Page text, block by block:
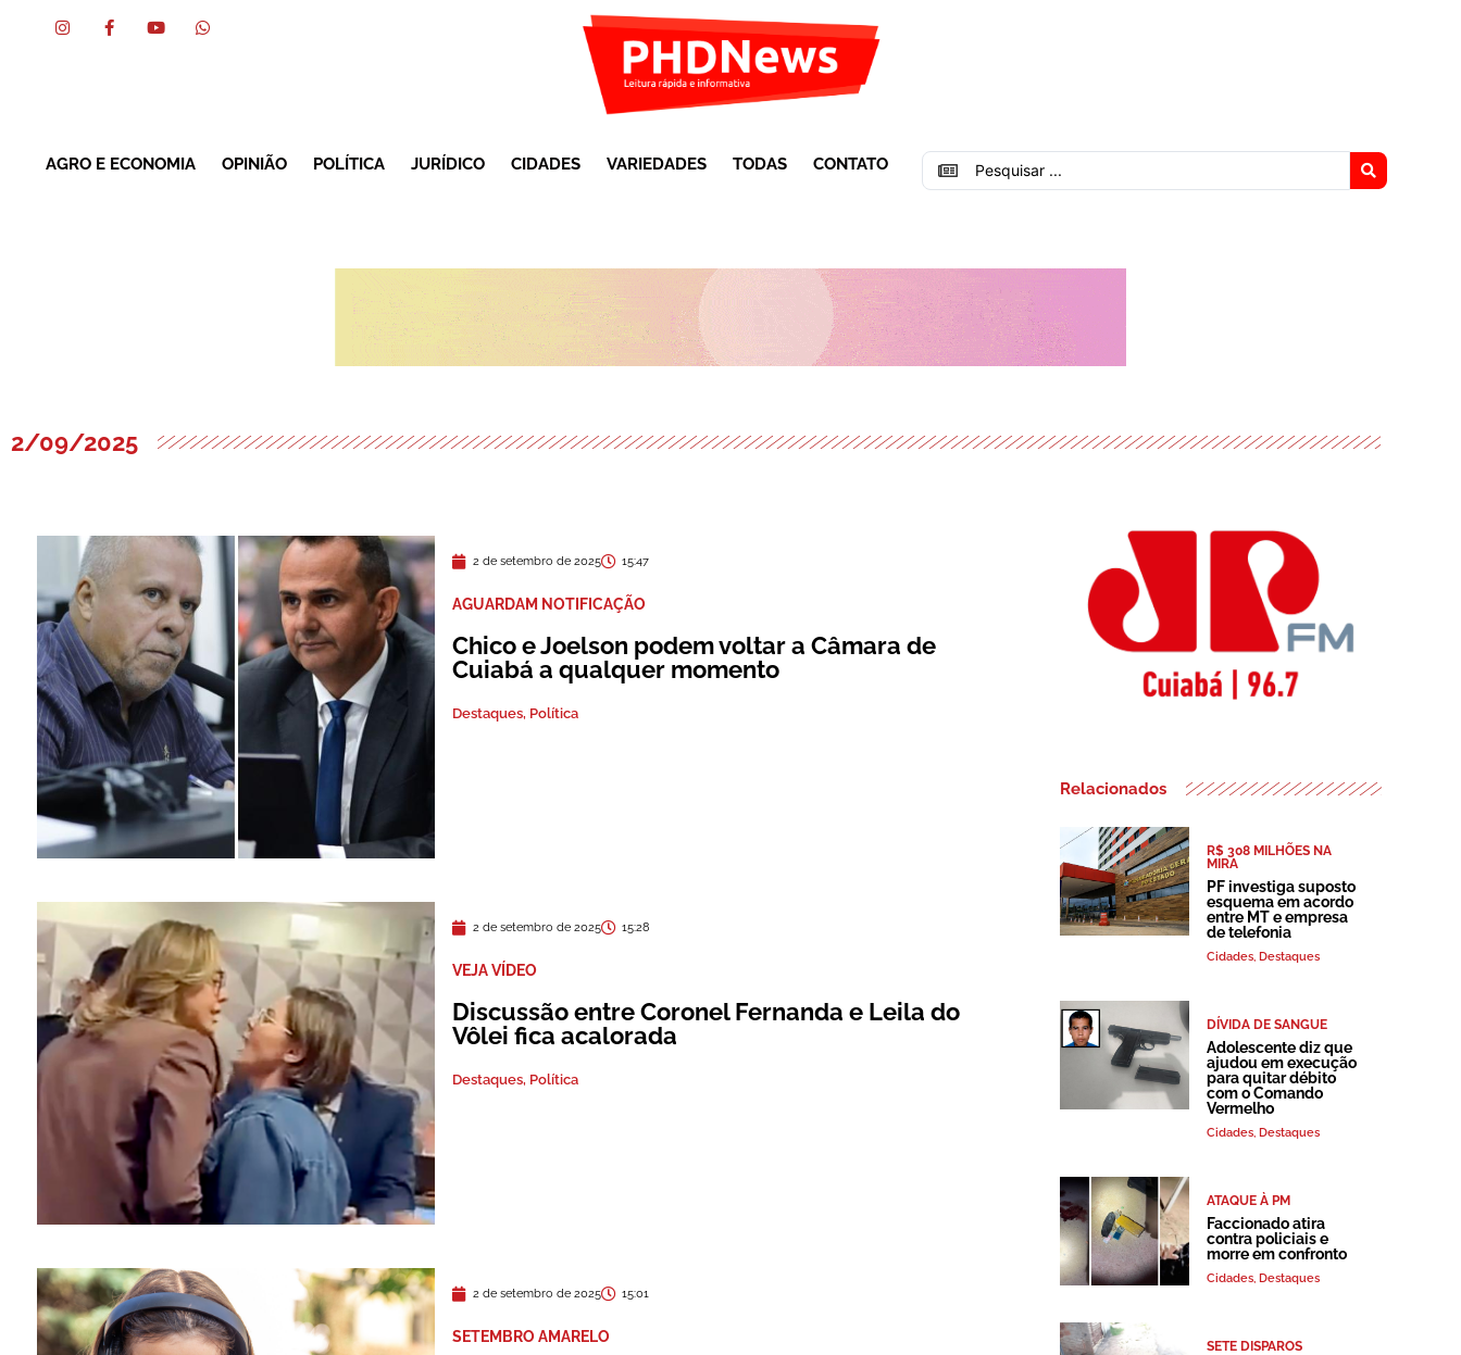
AGRO E ECONOMIA OPINIÃO POLÍTICA JURÍDICO CIDADES VARIEDADES TODAS CONTATO
2/09/2025
2 de setembro de 2025 15:47
AGUARDAM NOTIFICAÇÃO
Chico e Joelson podem voltar a Câmara de
Cuiabá a qualquer momento
Destaques, Política
2 de setembro de 2025 15:28
VEJA VÍDEO
Discussão entre Coronel Fernanda e Leila do
Vôlei fica acalorada
Destaques, Política
2 de setembro de 2025 15:01
SETEMBRO AMARELO
Relacionados
R$ 308 MILHÕES NA
MIRA
PF investiga suposto
esquema em acordo
entre MT e empresa
de telefonia
Cidades, Destaques
DÍVIDA DE SANGUE
Adolescente diz que
ajudou em execução
para quitar débito
com o Comando
Vermelho
Cidades, Destaques
ATAQUE À PM
Faccionado atira
contra policiais e
morre em confronto
Cidades, Destaques
SETE DISPAROS